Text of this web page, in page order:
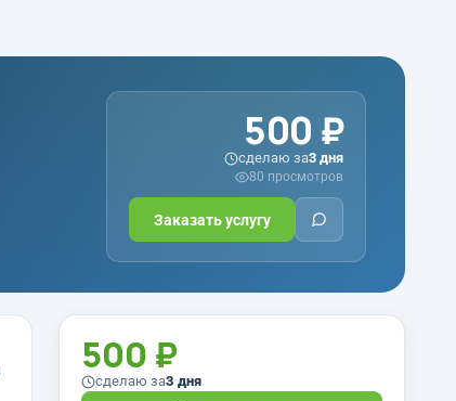
500 ₽
сделаю за3 дня
80 просмотров
Заказать услугу
500 ₽
сделаю за3 дня